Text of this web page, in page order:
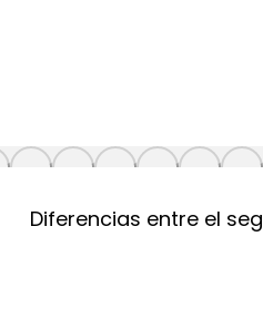
Diferencias entre el